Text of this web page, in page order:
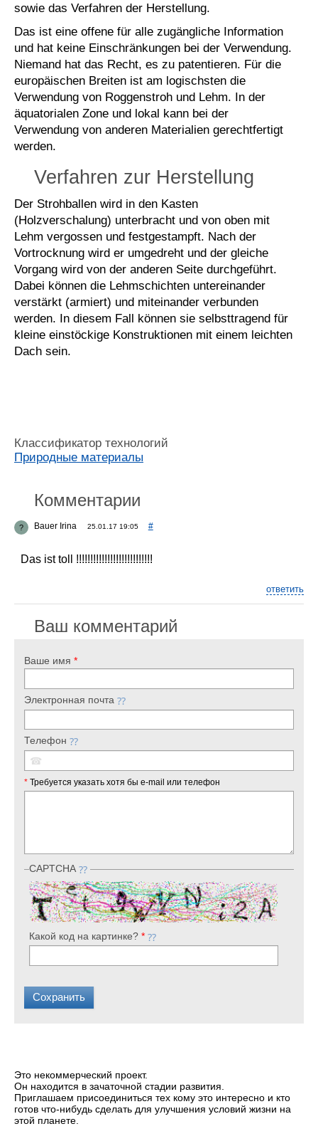
sowie das Verfahren der Herstellung.
Das ist eine offene für alle zugängliche Information
und hat keine Einschränkungen bei der Verwendung.
Niemand hat das Recht, es zu patentieren. Für die
europäischen Breiten ist am logischsten die
Verwendung von Roggenstroh und Lehm. In der
äquatorialen Zone und lokal kann bei der
Verwendung von anderen Materialien gerechtfertigt
werden.
Verfahren zur Herstellung
Der Strohballen wird in den Kasten
(Holzverschalung) unterbracht und von oben mit
Lehm vergossen und festgestampft. Nach der
Vortrocknung wird er umgedreht und der gleiche
Vorgang wird von der anderen Seite durchgeführt.
Dabei können die Lehmschichten untereinander
verstärkt (armiert) und miteinander verbunden
werden. In diesem Fall können sie selbsttragend für
kleine einstöckige Konstruktionen mit einem leichten
Dach sein.
Классификатор технологий
Природные материалы
Комментарии
? Bauer Irina 25.01.17 19:05 #
Das ist toll !!!!!!!!!!!!!!!!!!!!!!!!!!!
ответить
Ваш комментарий
Ваше имя*
Электронная почта
Телефон
☎
* Требуется указать хотя бы e-mail или телефон
CAPTCHA
Какой код на картинке?*
Это некоммерческий проект.
Он находится в зачаточной стадии развития.
Приглашаем присоединиться тех кому это интересно и кто
готов что-нибудь сделать для улучшения условий жизни на
этой планете.